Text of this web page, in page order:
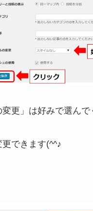
変更」は好みで選んで
できます(^^♪